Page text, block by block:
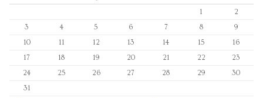
1
2
3
4 5 6 7 8
9
10
11 12 13 14 15
16
17
18 19 20 21 22
23
24
25 26 27 28 29
30
31